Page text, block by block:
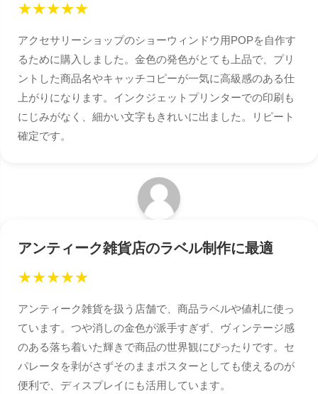
★★★★★
アクセサリーショップのショーウィンドウ用POPを自作す
るために購入しました。金色の発色がとても上品で、プリ
ントした商品名やキャッチコピーが一気に高級感のある仕
上がりになります。インクジェットプリンターでの印刷も
にじみがなく、細かい文字もきれいに出ました。リピート
確定です。
アンティーク雑貨店のラベル制作に最適
★★★★★
アンティーク雑貨を扱う店舗で、商品ラベルや値札に使っ
ています。つや消しの金色が派手すぎず、ヴィンテージ感
のある落ち着いた輝きで商品の世界観にぴったりです。セ
パレータを剥がさずそのままポスターとしても使えるのが
便利で、ディスプレイにも活用しています。